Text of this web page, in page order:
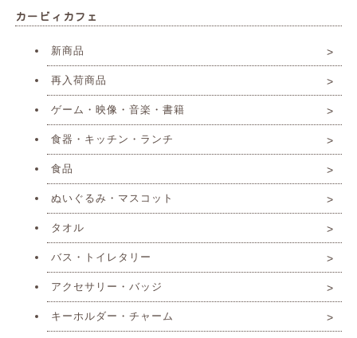
カービィカフェ
新商品
再入荷商品
ゲーム・映像・音楽・書籍
食器・キッチン・ランチ
食品
ぬいぐるみ・マスコット
タオル
バス・トイレタリー
アクセサリー・バッジ
キーホルダー・チャーム